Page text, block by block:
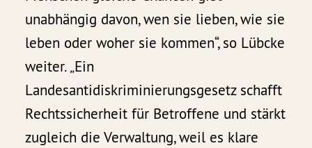
unabhängig davon, wen sie lieben, wie sie
leben oder woher sie kommen“, so Lübcke
weiter. „Ein
Landesantidiskriminierungsgesetz schafft
Rechtssicherheit für Betroffene und stärkt
zugleich die Verwaltung, weil es klare